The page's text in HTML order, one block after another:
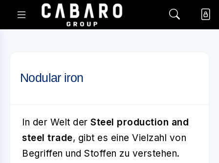
Nodular iron
In der Welt der Steel production and
steel trade, gibt es eine Vielzahl von
Begriffen und Stoffen zu verstehen.